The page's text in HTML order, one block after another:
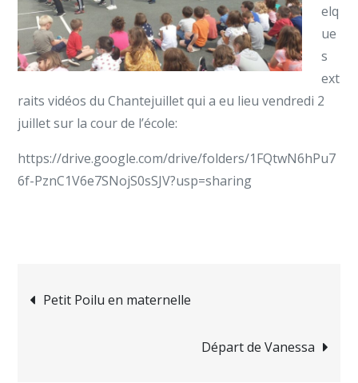
elq
ue
s
ext
raits vidéos du Chantejuillet qui a eu lieu vendredi 2
juillet sur la cour de l’école:
https://drive.google.com/drive/folders/1FQtwN6hPu7
6f-PznC1V6e7SNojS0sSJV?usp=sharing
Petit Poilu en maternelle
Départ de Vanessa